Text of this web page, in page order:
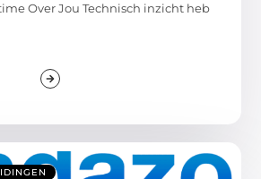
Over Jou Technisch inzicht heb